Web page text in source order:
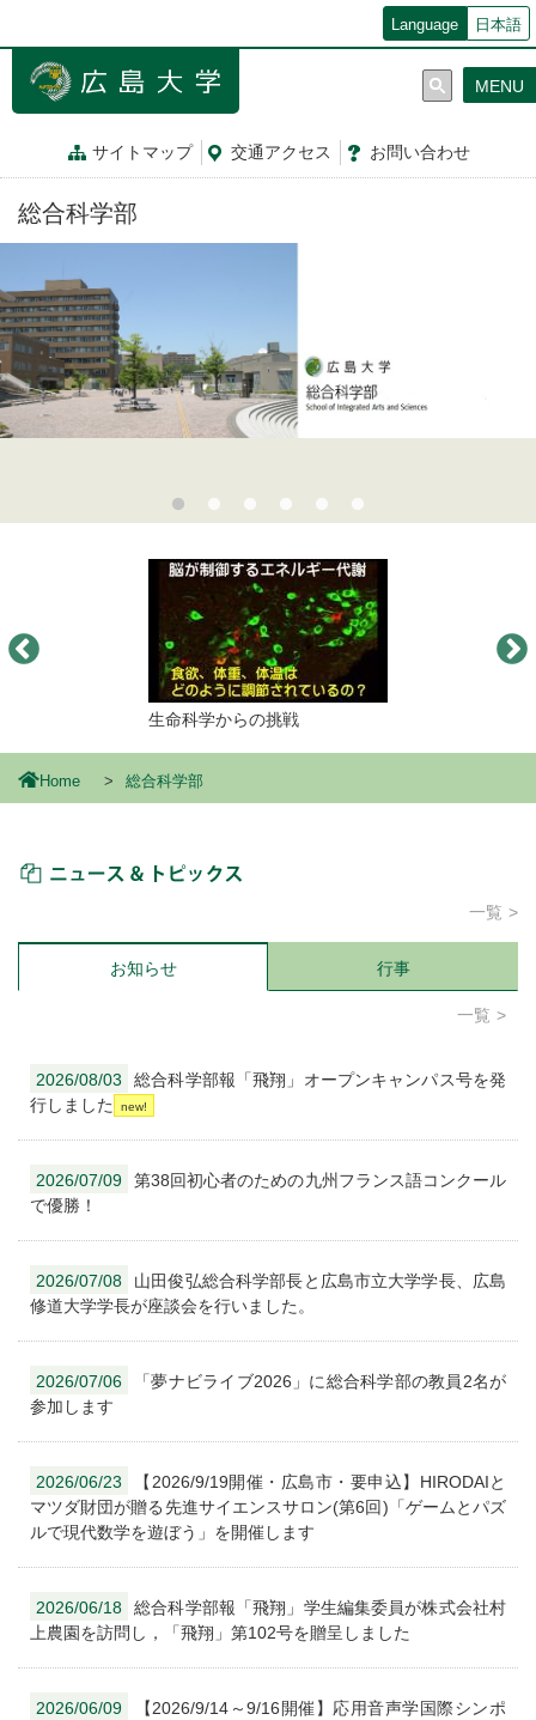
ン
Language 日本語
サイトマップ 交通アクセス お問い合わせ
MENU
総合科学部
生命科学からの挑戦
Home 総合科学部
一覧
お知らせ 行事
一覧
2026/08/03
総合科学部報「飛翔」オープンキャンパス号を発
行しました
2026/07/09
第38回初心者のための九州フランス語コンクール
で優勝！
2026/07/08
山田俊弘総合科学部長と広島市立大学学長、広島
修道大学学長が座談会を行いました。
2026/07/06
「夢ナビライブ2026」に総合科学部の教員2名が
参加します
2026/06/23
【2026/9/19開催・広島市・要申込】HIRODAIと
マツダ財団が贈る先進サイエンスサロン(第6回)「ゲームとパズ
ルで現代数学を遊ぼう」を開催します
2026/06/18
総合科学部報「飛翔」学生編集委員が株式会社村
上農園を訪問し，「飛翔」第102号を贈呈しました
2026/06/09
【2026/9/14～9/16開催】応用音声学国際シンポ